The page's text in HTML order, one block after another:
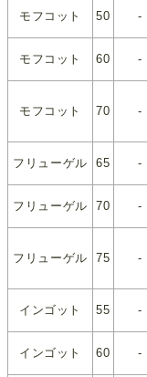
モフコット 50 -
モフコット 60 -
モフコット 70 -
フリューゲル 65 -
フリューゲル 70 -
フリューゲル 75 -
インゴット 55 -
インゴット 60 -